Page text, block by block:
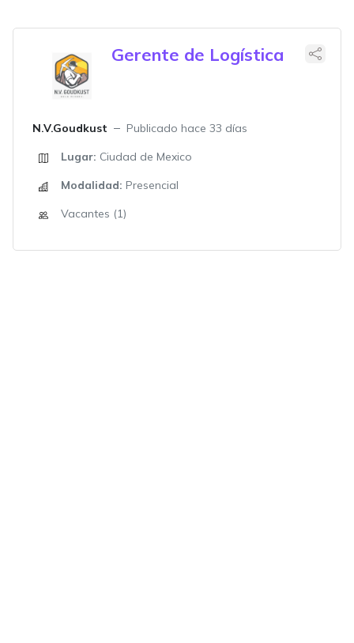
Gerente de Logística
N.V.Goudkust
Publicado hace 33 días
Lugar: Ciudad de Mexico
Modalidad: Presencial
Vacantes (1)